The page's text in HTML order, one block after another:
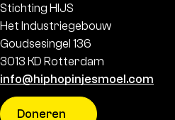
Stichting HIJS
Het Industriegebouw
Goudsesingel 136
3013 KD Rotterdam
info@hiphopinjesmoel.com
Doneren